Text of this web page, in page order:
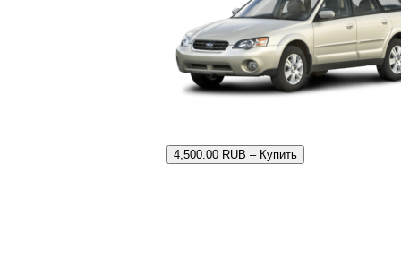
4,500.00 RUB – Купить